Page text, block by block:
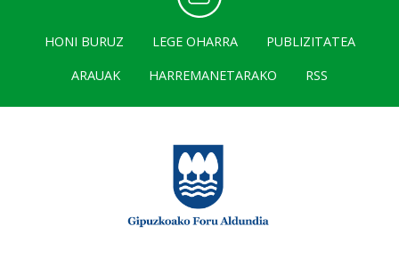
HONI BURUZ LEGE OHARRA
PUBLIZITATEA
ARAUAK
HARREMANETARAKO RSS